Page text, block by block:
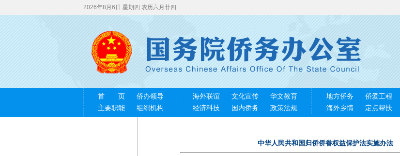
2026年8月6日 星期四 农历六月廿四
首 页
侨办领导
主要职能
组织机构
海外联谊 文化宣传
华文教育
经济科技
国内侨务 政策法规
地方侨务
侨爱工程
海外乡情
定点帮扶
中华人民共和国归侨侨眷权益保护法实施办法